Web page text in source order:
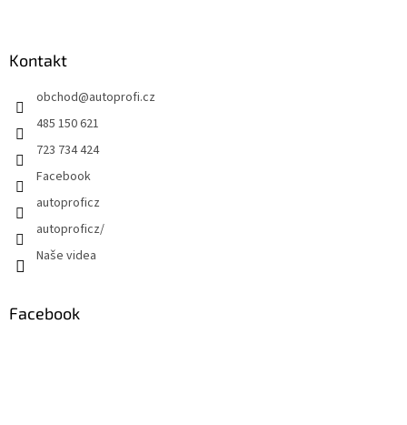
Kontakt
obchod@autoprofi.cz
485 150 621
723 734 424
Facebook
autoproficz
autoproficz/
Naše videa
Facebook